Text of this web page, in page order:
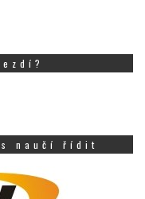
naučí řídit